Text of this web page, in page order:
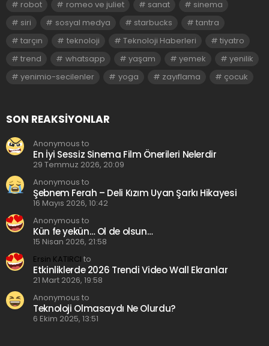
robot
romeo ve juliet sanat
sinema
siri
sosyal medya starbucks
tantra
tarçın
teknoloji Teknoloji Haberleri
tiyatro
trend
whatsapp yaşam yemek
yenilik
yenimio-secilenler
yoga zayıflama çocuk
SON REAKSIYONLAR
Anonymous to
En İyi Sessiz Sinema Film Önerileri Nelerdir
29 Temmuz 2026, 20:09
Anonymous to
Şebnem Ferah – Deli Kızım Uyan Şarkı Hikayesi
16 Mayıs 2026, 10:42
Anonymous to
Kün fe yekün… Ol de olsun…
15 Nisan 2026, 21:58
Ersin KATIRCI to
Etkinliklerde 2026 Trendi Video Wall Ekranlar
21 Mart 2026, 19:58
Anonymous to
Teknoloji Olmasaydı Ne Olurdu?
6 Ekim 2025, 13:51